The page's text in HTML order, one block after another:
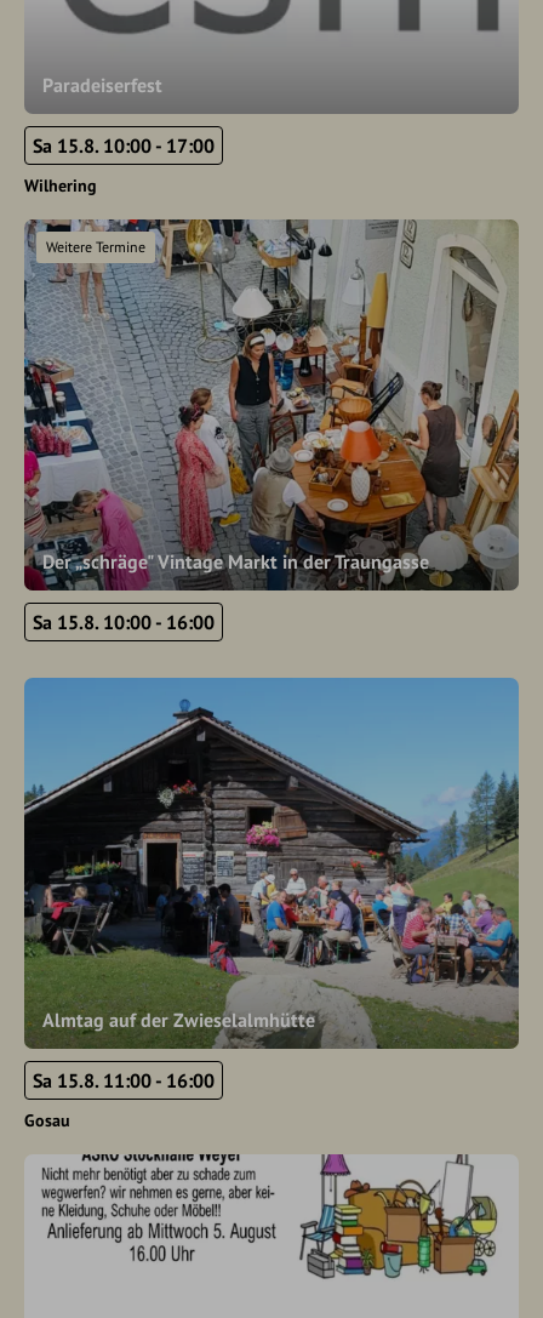
Paradeiserfest
Sa 15.8. 10:00 - 17:00
Wilhering
Der „schräge" Vintage Markt in der Traungasse
Weitere Termine
Sa 15.8. 10:00 - 16:00
Almtag auf der Zwieselalmhütte
Sa 15.8. 11:00 - 16:00
Gosau